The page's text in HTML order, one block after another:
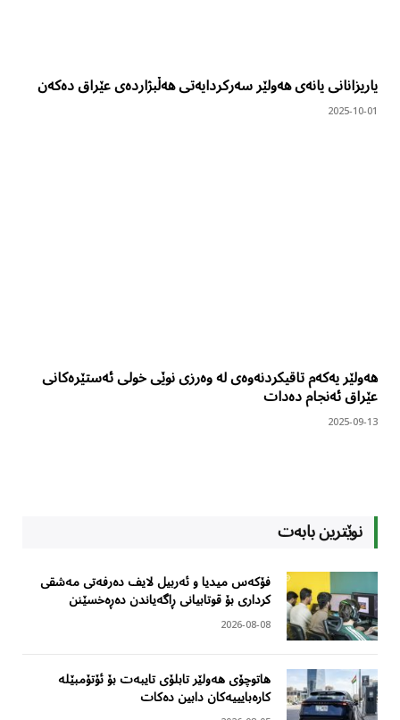
یاریزانانی یانەی هەولێر سەرکردایەتی هەڵبژاردەی عێراق دەکەن
2025-10-01
هەولێر یەکەم تاقیکردنەوەی لە وەرزی نوێی خولی ئەستێرەکانی
عێراق ئەنجام دەدات
2025-09-13
نوێترین بابەت
فۆکەس میدیا و ئەربیل لایف دەرفەتی مەشقی
کرداری بۆ قوتابیانی ڕاگەیاندن دەڕەخسێنن
2026-08-08
هاتوچۆی هەولێر تابلۆی تایبەت بۆ ئۆتۆمبێلە
کارەبایییەکان دابین دەکات